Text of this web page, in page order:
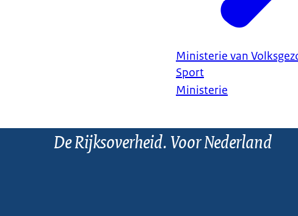
Ministerie van
Sport
Ministerie
De Rijksoverheid. Voor Nederland